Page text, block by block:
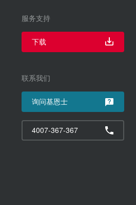
服务支持
下载
联系我们
询问基恩士
4007-367-367